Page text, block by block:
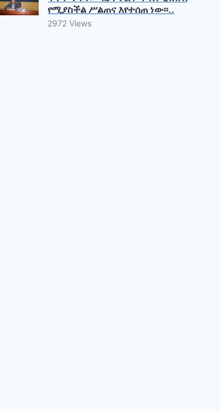
የሚያስችል ሥልጠና እየተሰጠ ነው፡፡..
2972 Views